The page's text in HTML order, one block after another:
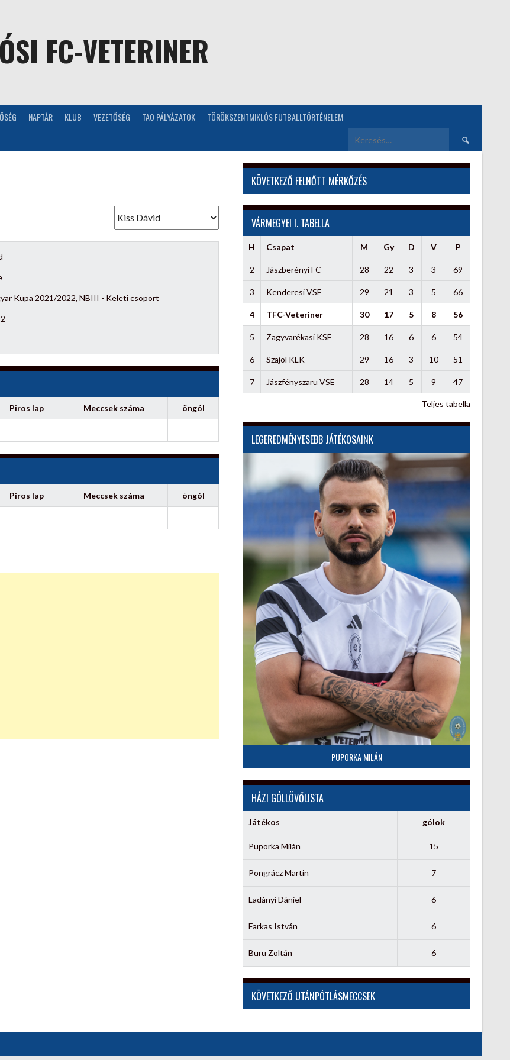
FC-VETERINER
NAPTÁR KLUB VEZETŐSÉG TAO PÁLYÁZATOK TÖRÖKSZENTMIKLÓS FUTBALLTÖRTÉNELEM
Keresés:
Kupa 2021/2022, NBIII - Keleti csoport
Piros lap Meccsek száma öngól
Piros lap Meccsek száma öngól
KÖVETKEZŐ FELNŐTT MÉRKŐZÉS
VÁRMEGYEI I. TABELLA
H Csapat M Gy D V P
2 Jászberényi FC 28 22 3 3 69
3 Kenderesi VSE 29 21 3 5 66
4 TFC-Veteriner 30 17 5 8 56
5 Zagyvarékasi KSE 28 16 6 6 54
6 Szajol KLK 29 16 3 10 51
7 Jászfényszaru VSE 28 14 5 9 47
Teljes tabella
LEGEREDMÉNYESEBB JÁTÉKOSAINK
PUPORKA MILÁN
HÁZI GÓLLÖVŐLISTA
Játékos gólok
Puporka Milán 15
Pongrácz Martin 7
Ladányi Dániel 6
Farkas István 6
Buru Zoltán 6
KÖVETKEZŐ UTÁNPÓTLÁSMECCSEK